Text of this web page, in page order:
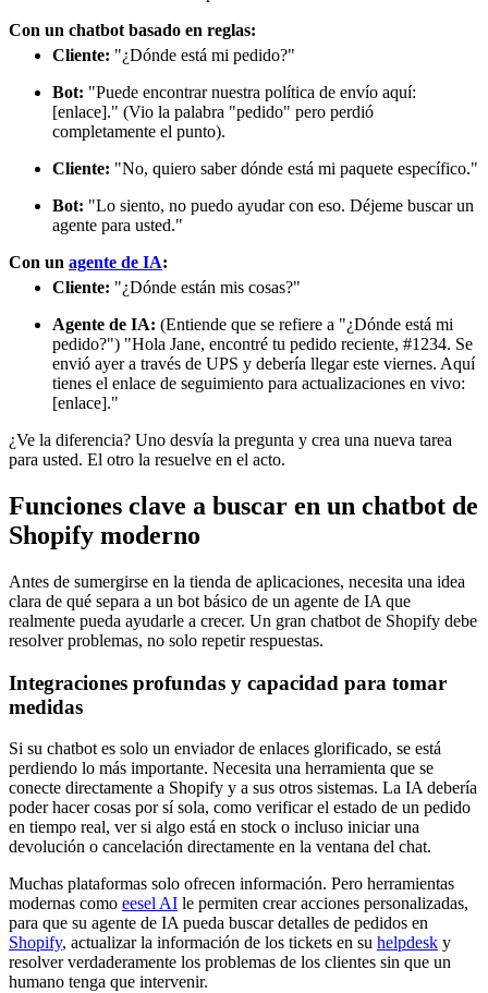
Con un chatbot basado en reglas:
Cliente: "¿Dónde está mi pedido?"
Bot: "Puede encontrar nuestra política de envío aquí:
[enlace]." (Vio la palabra "pedido" pero perdió
completamente el punto).
Cliente: "No, quiero saber dónde está mi paquete específico."
Bot: "Lo siento, no puedo ayudar con eso. Déjeme buscar un
agente para usted."
Con un agente de IA:
Cliente: "¿Dónde están mis cosas?"
Agente de IA: (Entiende que se refiere a "¿Dónde está mi
pedido?") "Hola Jane, encontré tu pedido reciente, #1234. Se
envió ayer a través de UPS y debería llegar este viernes. Aquí
tienes el enlace de seguimiento para actualizaciones en vivo:
[enlace]."
¿Ve la diferencia? Uno desvía la pregunta y crea una nueva tarea
para usted. El otro la resuelve en el acto.
Funciones clave a buscar en un chatbot de
Shopify moderno
Antes de sumergirse en la tienda de aplicaciones, necesita una idea
clara de qué separa a un bot básico de un agente de IA que
realmente pueda ayudarle a crecer. Un gran chatbot de Shopify debe
resolver problemas, no solo repetir respuestas.
Integraciones profundas y capacidad para tomar
medidas
Si su chatbot es solo un enviador de enlaces glorificado, se está
perdiendo lo más importante. Necesita una herramienta que se
conecte directamente a Shopify y a sus otros sistemas. La IA debería
poder hacer cosas por sí sola, como verificar el estado de un pedido
en tiempo real, ver si algo está en stock o incluso iniciar una
devolución o cancelación directamente en la ventana del chat.
Muchas plataformas solo ofrecen información. Pero herramientas
modernas como eesel AI le permiten crear acciones personalizadas,
para que su agente de IA pueda buscar detalles de pedidos en
Shopify, actualizar la información de los tickets en su helpdesk y
resolver verdaderamente los problemas de los clientes sin que un
humano tenga que intervenir.